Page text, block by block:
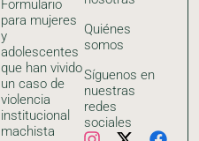
Formulario
para mujeres
y
adolescentes
que han vivido
un caso de
violencia
institucional
machista
Quiénes
somos
Síguenos en
nuestras
redes
sociales